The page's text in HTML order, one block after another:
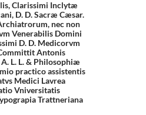
Clarissimi Inclytæ
D. D. Sacræ Cæsar.
nec non
Venerabilis Domini
D. D. Medicorvm
Antonis
L. L. & Philosophiæ
practico assistentis
Medici Lavrea
Vniversitatis
Trattneriana